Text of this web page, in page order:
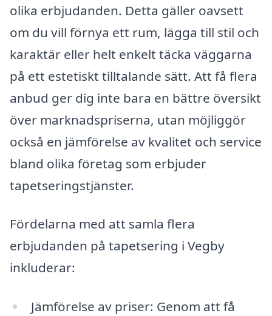
olika erbjudanden. Detta gäller oavsett
om du vill förnya ett rum, lägga till stil och
karaktär eller helt enkelt täcka väggarna
på ett estetiskt tilltalande sätt. Att få flera
anbud ger dig inte bara en bättre översikt
över marknadspriserna, utan möjliggör
också en jämförelse av kvalitet och service
bland olika företag som erbjuder
tapetseringstjänster.
Fördelarna med att samla flera
erbjudanden på tapetsering i Vegby
inkluderar:
Jämförelse av priser: Genom att få